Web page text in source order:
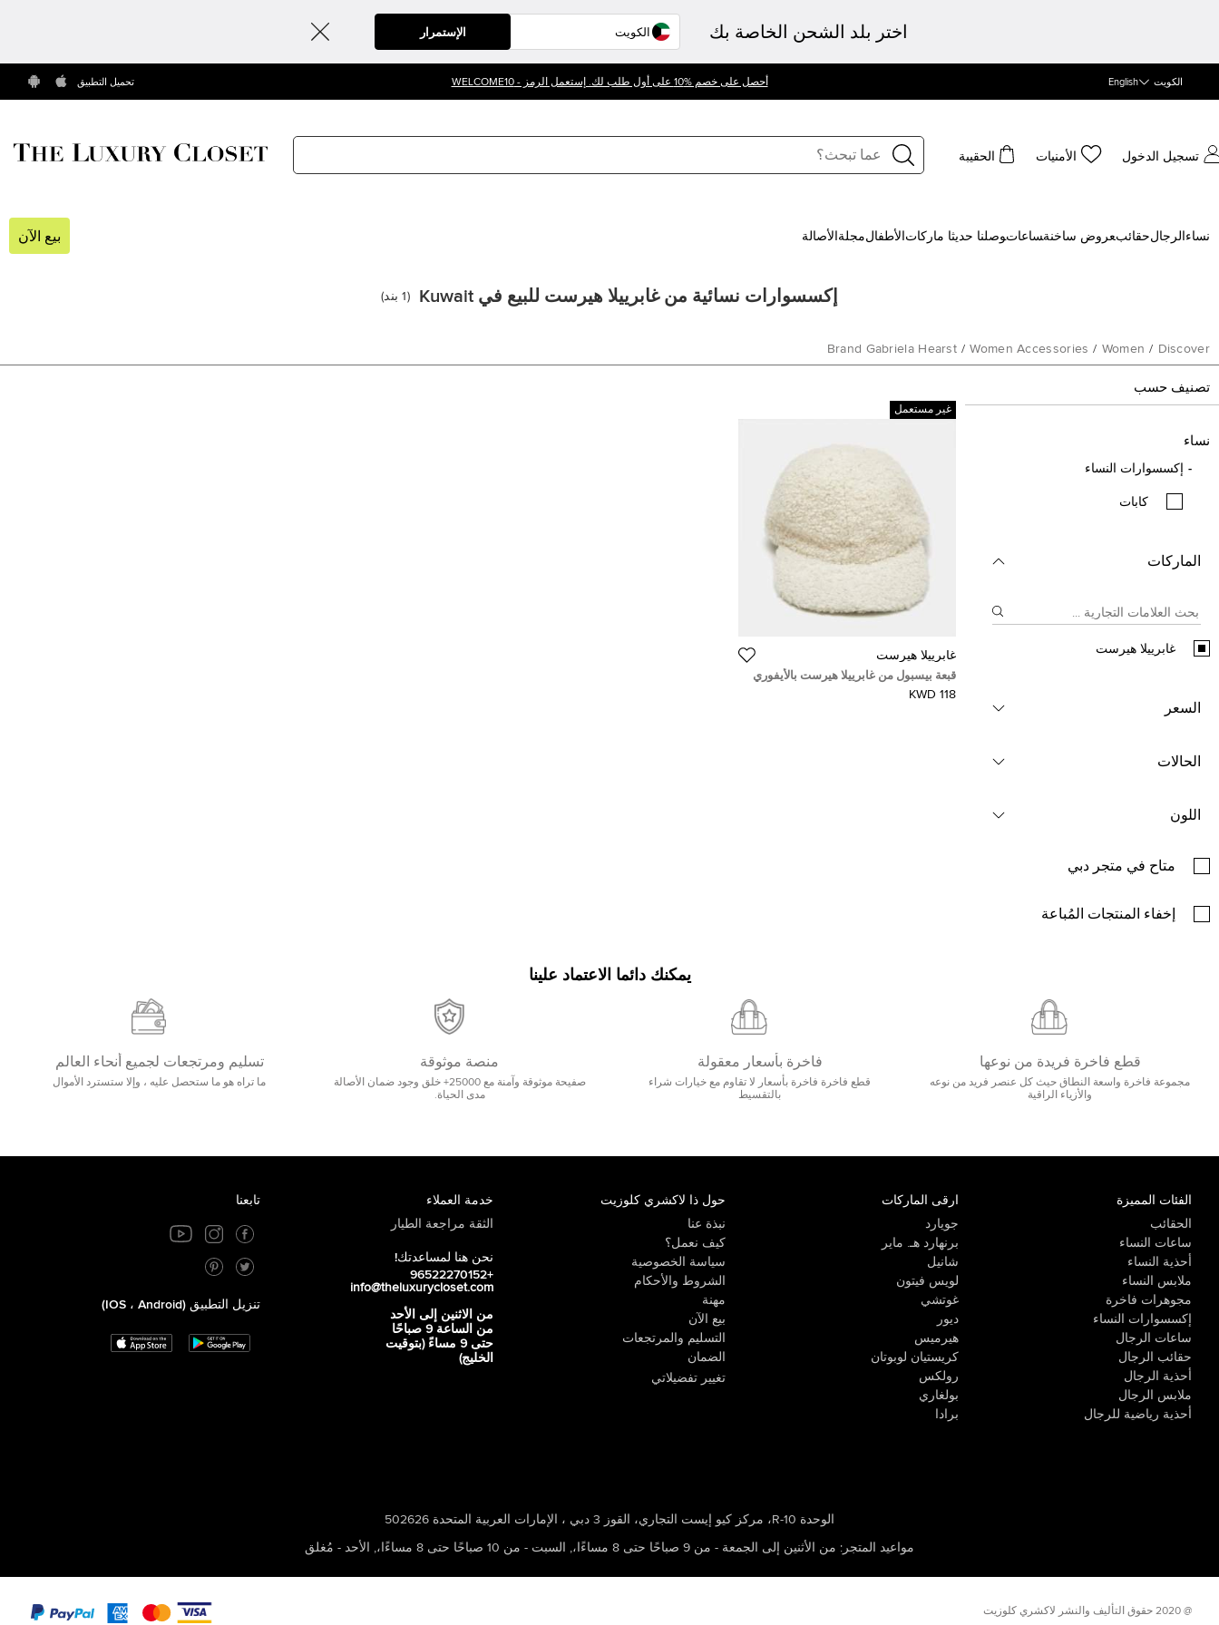
اختر بلد الشحن الخاصة بك الإستمرار
الكويت English أحصل على خصم %10 على أول طلب لك. إستعمل الرمز - WELCOME10 تحميل التطبيق
تسجيل الدخول الأمنيات الحقيبة
نساء الرجالحقائب‍عروض ساخنة‍ساعات‍وصلنا حديثا ‍ ماركات الأطفالمجلة الأصالة بيع الآن
إكسسوارات نسائية من غابرييلا هيرست للبيع في Kuwait (
1 بند)
Discover
/
Women
/
Women Accessories
/
Brand Gabriela Hearst
تصنيف حسب
نساء
إكسسوارات النساء
كابات
الماركات
غابرييلا هيرست
السعر
الحالات
اللون
متاح في متجر دبي
إخفاء المنتجات المُباعة
غير مستعمل
غابرييلا هيرست
قبعة بيسبول من غابرييلا هيرست بالأيفوري
بوكل مقاس متوسط
118 KWD
يمكنك دائما الاعتماد علينا
قطع فاخرة فريدة من نوعها
مجموعة فاخرة واسعة النطاق حيث كل عنصر فريد من نوعه
والأزياء الراقية
فاخرة بأسعار معقولة
قطع فاخرة فاخرة بأسعار لا تقاوم مع خيارات شراء
بالتقسيط
منصة موثوقة
صفيحة موثوقة وآمنة مع 25000+ خلق وجود ضمان الأصالة
مدى الحياة.
تسليم ومرتجعات لجميع أنحاء العالم
ما تراه هو ما ستحصل عليه ، وإلا ستسترد الأموال
الفئات المميزة
الحقائب
ساعات النساء
أحذية النساء
ملابس النساء
مجوهرات فاخرة
إكسسوارات النساء
ساعات الرجال
حقائب الرجال
أحذية الرجال
ملابس الرجال
أحذية رياضية للرجال
ارقى الماركات
جويارد
برنهارد هـ. ماير
شانيل
لويس فيتون
غوتشي
ديور
هيرميس
كريستيان لوبوتان
رولكس
بولغاري
برادا
حول ذا لاكشري كلوزيت
نبذة عنا
كيف نعمل؟
سياسة الخصوصية
الشروط والأحكام
مهنة
بيع الآن
التسليم والمرتجعات
الضمان
تغيير تفضيلاتي
خدمة العملاء
الثقة مراجعة الطيار
نحن هنا لمساعدتك!
+96522270152
info@theluxurycloset.com
من الاثنين إلى الأحد
من الساعة 9 صباحًا
حتى 9 مساءً (بتوقيت
الخليج)
تابعنا
تنزيل التطبيق (iOS ، Android)
الوحدة R-10، مركز كيو إيست التجاري، القوز 3 دبي ، الإمارات العربية المتحدة 502626
مواعيد المتجر : من الأثنين إلى الجمعة - من 9 صباحًا حتى 8 مساءًا، , السبت - من 10 صباحًا حتى 8 مساءًا، , الأحد - مُغلق
@ 2020 حقوق التأليف والنشر لاكشري كلوزيت